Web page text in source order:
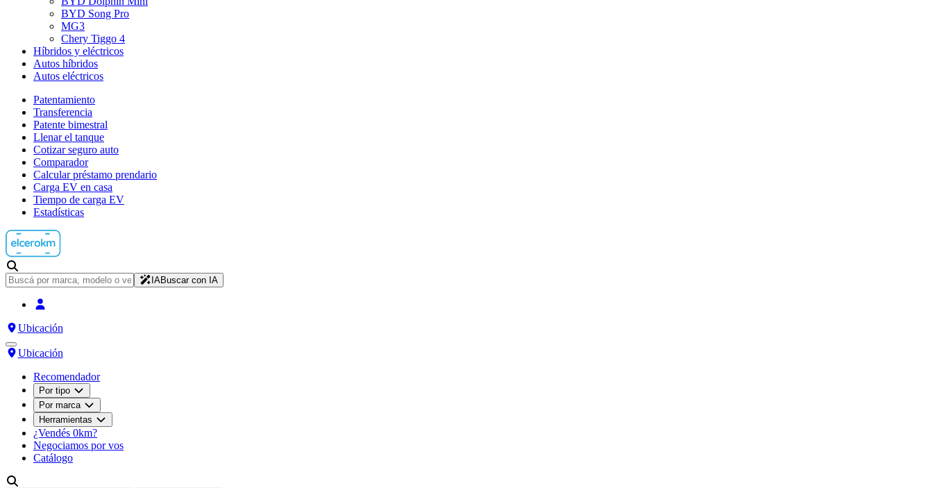
BYD Song Pro
MG3
Chery Tiggo 4
Híbridos y eléctricos
Autos híbridos
Autos eléctricos
Patentamiento
Transferencia
Patente bimestral
Llenar el tanque
Cotizar seguro auto
Comparador
Calcular préstamo prendario
Carga EV en casa
Tiempo de carga EV
Estadísticas
IABuscar con IA
Ubicación
Ubicación
Recomendador
Por tipo
Por marca
Herramientas
¿Vendés 0km?
Negociamos por vos
Catálogo